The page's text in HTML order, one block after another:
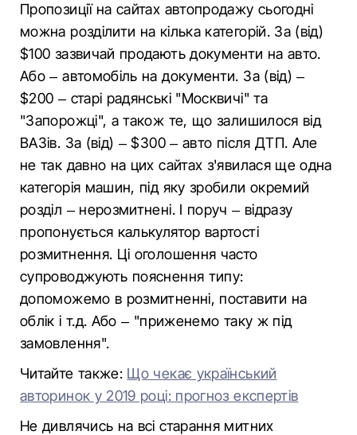
Пропозиції на сайтах автопродажу сьогодні
можна розділити на кілька категорій. За (від)
$100 зазвичай продають документи на авто.
Або – автомобіль на документи. За (від) –
$200 – старі радянські "Москвичі" та
"Запорожці", а також те, що залишилося від
ВАЗів. За (від) – $300 – авто після ДТП. Але
не так давно на цих сайтах з'явилася ще одна
категорія машин, під яку зробили окремий
розділ – нерозмитнені. І поруч – відразу
пропонується калькулятор вартості
розмитнення. Ці оголошення часто
супроводжують пояснення типу:
допоможемо в розмитненні, поставити на
облік і т.д. Або – "приженемо таку ж під
замовлення".
Читайте также: Що чекає український
авторинок у 2019 році: прогноз експертів
Не дивлячись на всі старання митних